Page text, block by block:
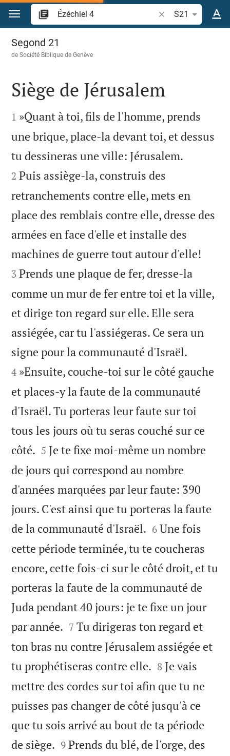
Aller vers contenu
Recherche d'un
S21
Ézéchiel 4
Segond 21
deSociété Biblique de Genève

Siège de Jérusalem

1 »Quant à toi, fils de l'homme, prends
une brique, place-la devant toi, et dessus
tu dessineras une ville: Jérusalem.
2 Puis assiège-la, construis des
retranchements contre elle, mets en
place des remblais contre elle, dresse des
armées en face d'elle et installe des
machines de guerre tout autour d'elle!
3 Prends une plaque de fer, dresse-la
comme un mur de fer entre toi et la ville,
et dirige ton regard sur elle. Elle sera
assiégée, car tu l'assiégeras. Ce sera un
signe pour la communauté d'Israël.
4 »Ensuite, couche-toi sur le côté gauche
et places-y la faute de la communauté
d'Israël. Tu porteras leur faute sur toi
tous les jours où tu seras couché sur ce
côté. 

5 Je te fixe moi-même un nombre
de jours qui correspond au nombre
d'années marquées par leur faute: 390
jours. C'est ainsi que tu porteras la faute
de la communauté d'Israël. 

6 Une fois
cette période terminée, tu te coucheras
encore, cette fois-ci sur le côté droit, et tu
porteras la faute de la communauté de
Juda pendant 40 jours: je te fixe un jour
par année. 

7 Tu dirigeras ton regard et
ton bras nu contre Jérusalem assiégée et
tu prophétiseras contre elle. 

8 Je vais
mettre des cordes sur toi afin que tu ne
puisses pas changer de côté jusqu'à ce
que tu sois arrivé au bout de ta période
de siège. 

9 Prends du blé, de l'orge, des